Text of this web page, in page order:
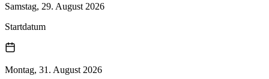
Samstag, 29. August 2026
Startdatum
Montag, 31. August 2026